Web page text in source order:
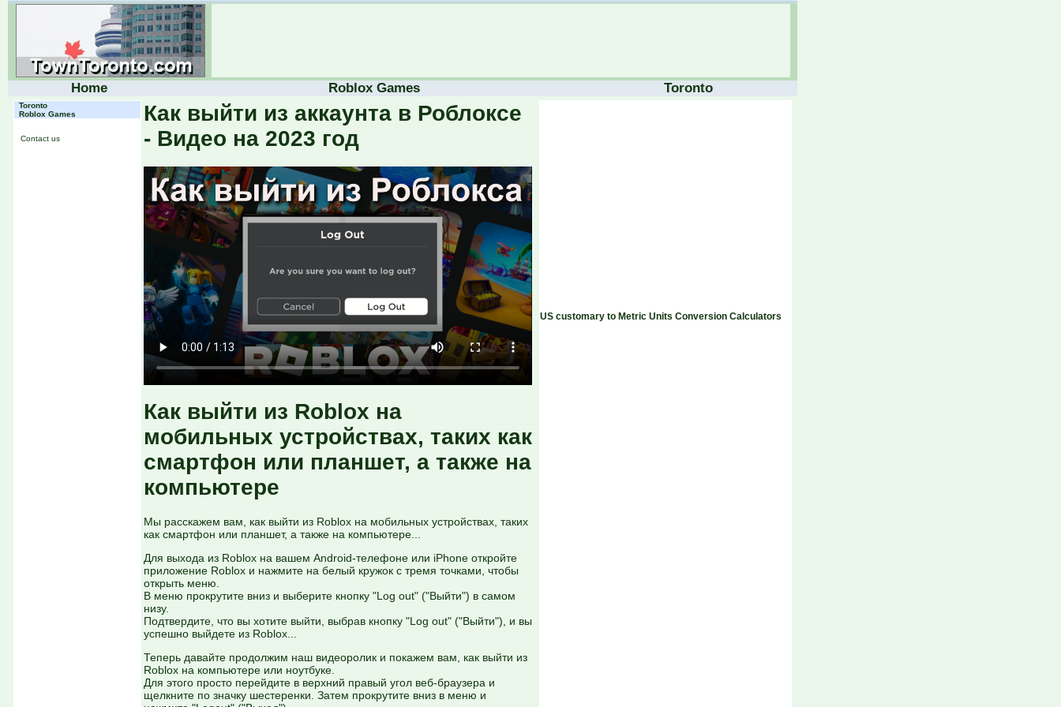
Home Roblox Games Toronto
Toronto
Roblox Games
Contact us
Как выйти из аккаунта в Роблоксе
- Видео на 2023 год
Как выйти из Roblox на
мобильных устройствах, таких как
смартфон или планшет, а также на
компьютере
Мы расскажем вам, как выйти из Roblox на мобильных устройствах, таких
как смартфон или планшет, а также на компьютере...
Для выхода из Roblox на вашем Android-телефоне или iPhone откройте
приложение Roblox и нажмите на белый кружок с тремя точками, чтобы
открыть меню.
В меню прокрутите вниз и выберите кнопку "Log out" ("Выйти") в самом
низу.
Подтвердите, что вы хотите выйти, выбрав кнопку "Log out" ("Выйти"), и вы
успешно выйдете из Roblox...
Теперь давайте продолжим наш видеоролик и покажем вам, как выйти из
Roblox на компьютере или ноутбуке.
Для этого просто перейдите в верхний правый угол веб-браузера и
щелкните по значку шестеренки. Затем прокрутите вниз в меню и
US customary to Metric Units Conversion Calculators